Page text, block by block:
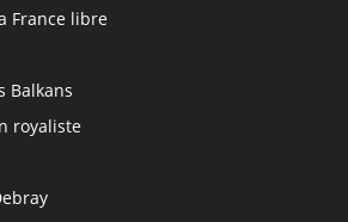
France libre
Balkans
royaliste